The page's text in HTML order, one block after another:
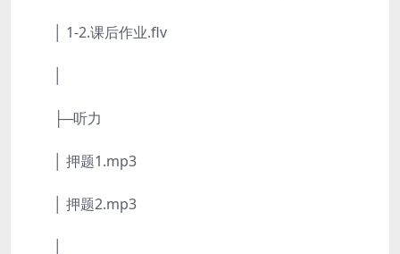
│ 1-2.课后作业.flv
├─听力
│ 押题1.mp3
│ 押题2.mp3